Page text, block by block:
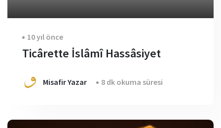
10 yıl önce
Ticârette İslâmî Hassâsiyet
Misafir Yazar 8 dk okuma süresi